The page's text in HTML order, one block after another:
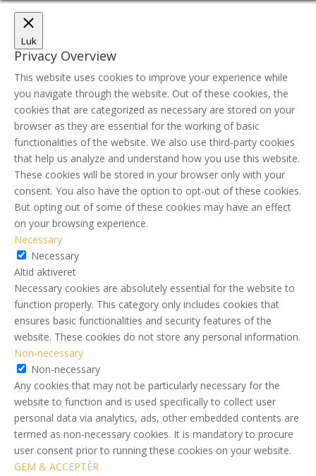
Luk
Privacy Overview
This website uses cookies to improve your experience while
you navigate through the website. Out of these cookies, the
cookies that are categorized as necessary are stored on your
browser as they are essential for the working of basic
functionalities of the website. We also use third-party cookies
that help us analyze and understand how you use this website.
These cookies will be stored in your browser only with your
consent. You also have the option to opt-out of these cookies.
But opting out of some of these cookies may have an effect
on your browsing experience.
Necessary
Necessary
Altid aktiveret
Necessary cookies are absolutely essential for the website to
function properly. This category only includes cookies that
ensures basic functionalities and security features of the
website. These cookies do not store any personal information.
Non-necessary
Non-necessary
Any cookies that may not be particularly necessary for the
website to function and is used specifically to collect user
personal data via analytics, ads, other embedded contents are
termed as non-necessary cookies. It is mandatory to procure
user consent prior to running these cookies on your website.
GEM & ACCEPTÈR